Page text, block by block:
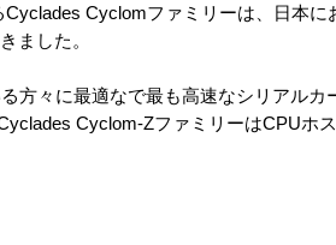
Cyclomファミリーは、日本に
ました。
方々に最適なで最も高速なシリアルカ
Cyclom-ZファミリーはCPUホ